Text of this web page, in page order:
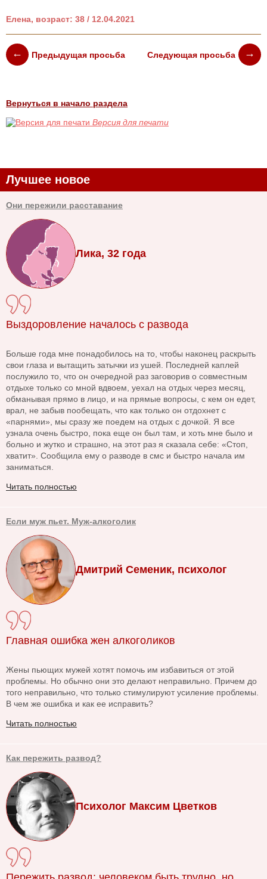
Елена, возраст: 38 / 12.04.2021
Предыдущая просьба Следующая просьба
Вернуться в начало раздела
Версия для печати
Лучшее новое
Они пережили расставание
Лика, 32 года
Выздоровление началось с развода
Больше года мне понадобилось на то, чтобы наконец раскрыть
свои глаза и вытащить затычки из ушей. Последней каплей
послужило то, что он очередной раз заговорив о совместным
отдыхе только со мной вдвоем, уехал на отдых через месяц,
обманывая прямо в лицо, и на прямые вопросы, с кем он едет,
врал, не забыв пообещать, что как только он отдохнет с
«парнями», мы сразу же поедем на отдых с дочкой. Я все
узнала очень быстро, пока еще он был там, и хоть мне было и
больно и жутко и страшно, на этот раз я сказала себе: «Стоп,
хватит». Сообщила ему о разводе в смс и быстро начала им
заниматься.
Читать полностью
Если муж пьет. Муж-алкоголик
Дмитрий Семеник, психолог
Главная ошибка жен алкоголиков
Жены пьющих мужей хотят помочь им избавиться от этой
проблемы. Но обычно они это делают неправильно. Причем до
того неправильно, что только стимулируют усиление проблемы.
В чем же ошибка и как ее исправить?
Читать полностью
Как пережить развод?
Психолог Максим Цветков